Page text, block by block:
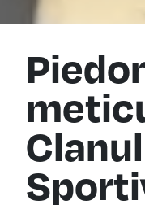
Clanul